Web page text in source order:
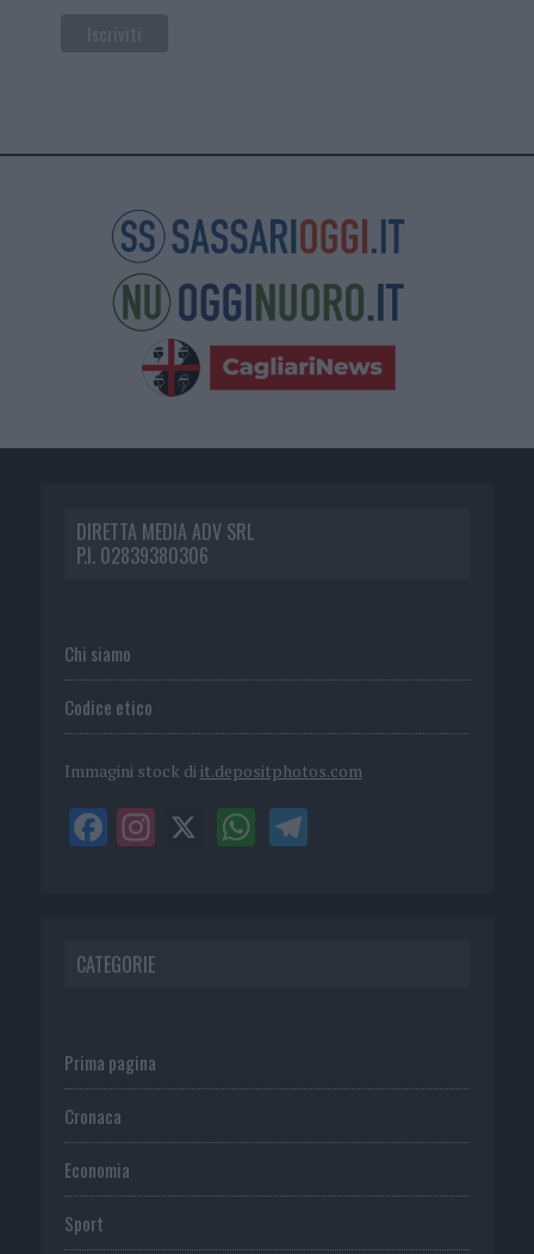
DIRETTA MEDIA ADV SRL
P.I. 02839380306
Chi siamo
Codice etico
Immagini stock di it.depositphotos.com
CATEGORIE
Prima pagina
Cronaca
Economia
Sport